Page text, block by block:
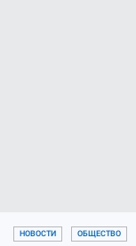
НОВОСТИ ОБЩЕСТВО